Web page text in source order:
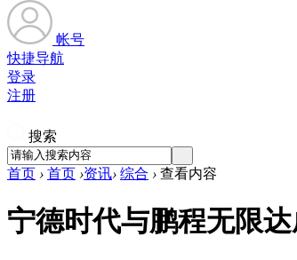
帐号
快捷导航
登录
注册
搜索
首页 › 首页 ›资讯› 综合 › 查看内容
宁德时代与鹏程无限